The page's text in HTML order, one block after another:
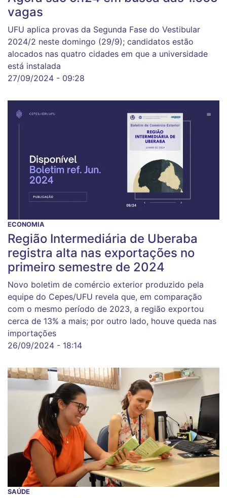
vagas
UFU aplica provas da Segunda Fase do Vestibular
2024/2 neste domingo (29/9); candidatos estão
alocados nas quatro cidades em que a universidade
está instalada
27/09/2024 - 09:28
ECONOMIA
Região Intermediária de Uberaba
registra alta nas exportações no
primeiro semestre de 2024
Novo boletim de comércio exterior produzido pela
equipe do Cepes/UFU revela que, em comparação
com o mesmo período de 2023, a região exportou
cerca de 13% a mais; por outro lado, houve queda nas
importações
26/09/2024 - 18:14
SAÚDE